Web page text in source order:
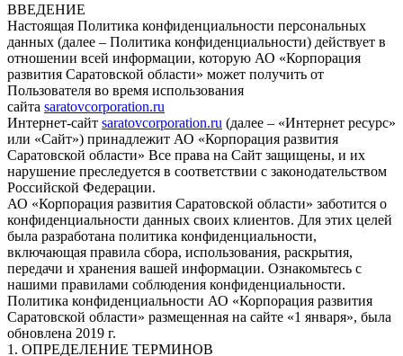
ВВЕДЕНИЕ
Настоящая Политика конфиденциальности персональных
данных (далее – Политика конфиденциальности) действует в
отношении всей информации, которую АО «Корпорация
развития Саратовской области» может получить от
Пользователя во время использования
сайта saratovcorporation.ru
Интернет-сайт saratovcorporation.ru (далее – «Интернет ресурс»
или «Сайт») принадлежит АО «Корпорация развития
Саратовской области» Все права на Сайт защищены, и их
нарушение преследуется в соответствии с законодательством
Российской Федерации.
АО «Корпорация развития Саратовской области» заботится о
конфиденциальности данных своих клиентов. Для этих целей
была разработана политика конфиденциальности,
включающая правила сбора, использования, раскрытия,
передачи и хранения вашей информации. Ознакомьтесь с
нашими правилами соблюдения конфиденциальности.
Политика конфиденциальности АО «Корпорация развития
Саратовской области» размещенная на сайте «1 января», была
обновлена 2019 г.
1. ОПРЕДЕЛЕНИЕ ТЕРМИНОВ